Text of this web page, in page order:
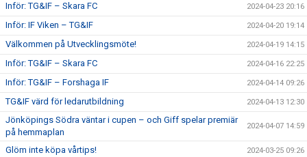
Inför: TG&IF – Skara FC 2024-04-23 20:16
Inför: IF Viken – TG&IF 2024-04-20 19:14
Välkommen på Utvecklingsmöte! 2024-04-19 14:15
Inför: TG&IF – Skara FC 2024-04-16 22:25
Inför: TG&IF – Forshaga IF 2024-04-14 09:26
TG&IF värd för ledarutbildning 2024-04-13 12:30
Jönköpings Södra väntar i cupen – och Giff spelar premiär
på hemmaplan
2024-04-07 14:59
Glöm inte köpa vårtips! 2024-03-25 09:26